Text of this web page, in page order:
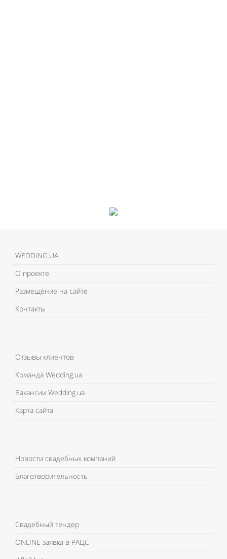
WEDDING.UA
О проекте
Размещение на сайте
Контакты
Отзывы клиентов
Команда Wedding.ua
Вакансии Wedding.ua
Карта сайта
Новости свадебных компаний
Благотворительность
Свадебный тендер
ONLINE заявка в РАЦС